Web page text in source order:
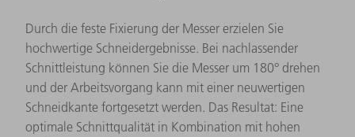
Durch die feste Fixierung der Messer erzielen Sie
hochwertige Schneidergebnisse. Bei nachlassender
Schnittleistung können Sie die Messer um 180° drehen
und der Arbeitsvorgang kann mit einer neuwertigen
Schneidkante fortgesetzt werden. Das Resultat: Eine
optimale Schnittqualität in Kombination mit hohen